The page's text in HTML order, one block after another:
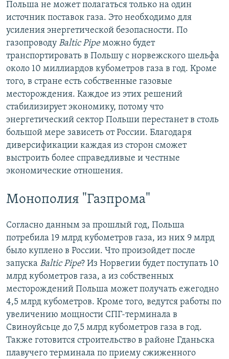
Польша не может полагаться только на один
источник поставок газа. Это необходимо для
усиления энергетической безопасности. По
газопроводу Baltic Pipeможно будет
транспортировать в Польшу с норвежского шельфа
около 10 миллиардов кубометров газа в год. Кроме
того, в стране есть собственные газовые
месторождения. Каждое из этих решений
стабилизирует экономику, потому что
энергетический сектор Польши перестанет в столь
большой мере зависеть от России. Благодаря
диверсификации каждая из сторон сможет
выстроить более справедливые и честные
экономические отношения.
Монополия "Газпрома"
Согласно данным за прошлый год, Польша
потребила 19 млрд кубометров газа, из них 9 млрд
было куплено в России. Что произойдет после
запуска Baltic Pipe? Из Норвегии будет поступать 10
млрд кубометров газа, а из собственных
месторождений Польша может получать ежегодно
4,5 млрд кубометров. Кроме того, ведутся работы по
увеличению мощности СПГ-терминала в
Свиноуйсьце до 7,5 млрд кубометров газа в год.
Также готовится строительство в районе Гданьска
плавучего терминала по приему сжиженного